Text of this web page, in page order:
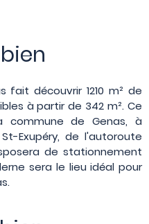
fait découvrir 1210 m² de
à partir de 342 m². Ce
de Genas, à
Exupéry, de l'autoroute
de stationnement
sera le lieu idéal pour